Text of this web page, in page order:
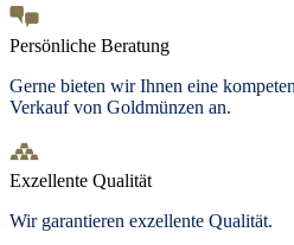
Persönliche Beratung
Gerne bieten wir Ihnen eine
Verkauf von Goldmünzen an.
Exzellente Qualität
Wir garantieren exzellente Qualität.